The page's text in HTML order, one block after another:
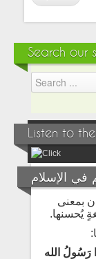
Search our
Listen to
الإسلام
بمعنى
يُحسنها.
رَسُولُ الله